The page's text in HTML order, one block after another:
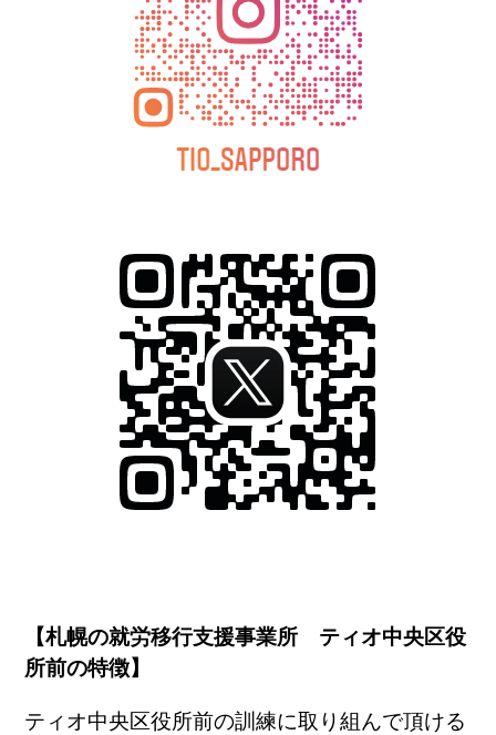
【札幌の就労移行支援事業所 ティオ中央区役
所前の特徴】
ティオ中央区役所前の訓練に取り組んで頂ける